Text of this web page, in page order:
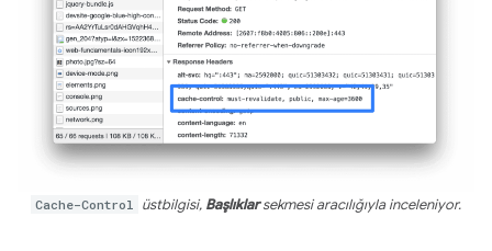
Cache-Control üstbilgisi, Başlıklarsekmesi aracılığıyla inceleniyor.